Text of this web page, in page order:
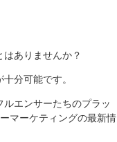
ありませんか？
分可能です。
エンサーたちのプラッ
マーケティングの最新情